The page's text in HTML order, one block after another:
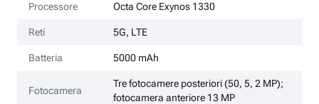
Processore Octa Core Exynos 1330
Reti 5G, LTE
Batteria 5000 mAh
Fotocamera
Tre fotocamere posteriori (50, 5, 2 MP);
fotocamera anteriore 13 MP